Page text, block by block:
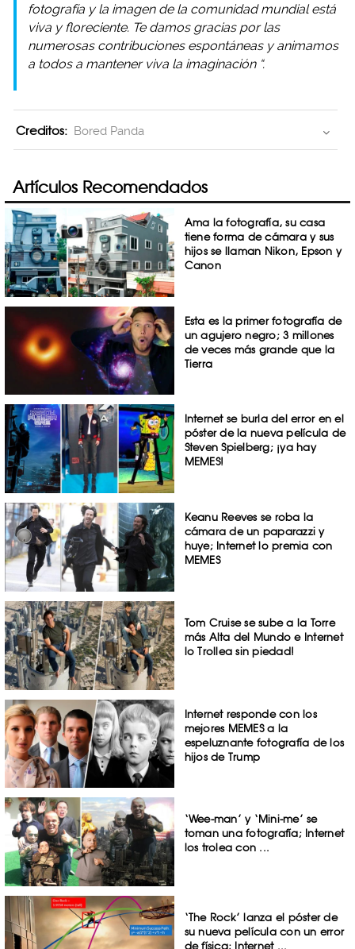
fotografía y la imagen de la comunidad mundial está
viva y floreciente. Te damos gracias por las
numerosas contribuciones espontáneas y animamos
a todos a mantener viva la imaginación “.
Creditos: Bored Panda
Artículos Recomendados
Ama la fotografía, su casa
tiene forma de cámara y sus
hijos se llaman Nikon, Epson y
Canon
Esta es la primer fotografía de
un agujero negro; 3 millones
de veces más grande que la
Tierra
Internet se burla del error en el
póster de la nueva película de
Steven Spielberg; ¡ya hay
MEMES!
Keanu Reeves se roba la
cámara de un paparazzi y
huye; Internet lo premia con
MEMES
Tom Cruise se sube a la Torre
más Alta del Mundo e Internet
lo Trollea sin piedad!
Internet responde con los
mejores MEMES a la
espeluznante fotografía de los
hijos de Trump
‘Wee-man’ y ‘Mini-me’ se
toman una fotografía; Internet
los trolea con ...
‘The Rock’ lanza el póster de
su nueva película con un error
de física; Internet ...